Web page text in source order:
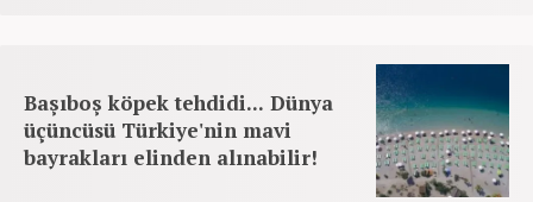
Başıboş köpek tehdidi... Dünya
üçüncüsü Türkiye'nin mavi
bayrakları elinden alınabilir!